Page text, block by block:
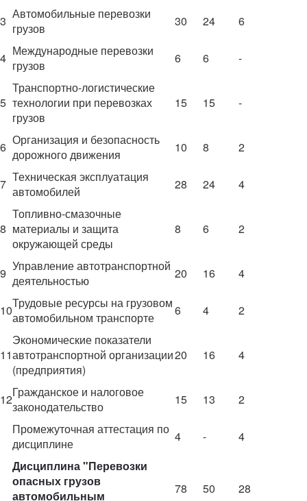
3 Автомобильные перевозки
грузов
30 24 6
4 Международные перевозки
грузов
6 6 -
5
Транспортно-логистические
технологии при перевозках
грузов
15 15 -
6 Организация и безопасность
дорожного движения
10 8 2
7 Техническая эксплуатация
автомобилей
28 24 4
8
Топливно-смазочные
материалы и защита
окружающей среды
8 6 2
9 Управление автотранспортной
деятельностью
20 16 4
10Трудовые ресурсы на грузовом
автомобильном транспорте
6 4 2
11
Экономические показатели
автотранспортной организации
(предприятия)
20 16 4
12Гражданское и налоговое
законодательство
15 13
2
Промежуточная аттестация по
дисциплине
4 -
4
Дисциплина "Перевозки
опасных грузов
автомобильным
78 50 28